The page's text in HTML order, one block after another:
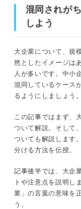
③
⑤
大企業が
軸を明確
大企業や
業を研究
混同されが
しよう
大企業について、規
然としたイメージは
人が多いです。中小
混同しているケース
るようにしましょう。
この記事ではまず、
ついて解説。そして
ついても解説します
分ける方法を伝授。
記事後半では、大企
トや注意点を説明し
業」の言葉の意味を
う。
大企業とは？ 基
大企業の定義
中小企業の定義
みなし大企業とは
よう
大手との違い
大企業かどうか